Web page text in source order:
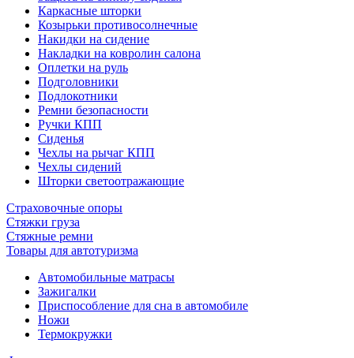
Каркасные шторки
Козырьки противосолнечные
Накидки на сидение
Накладки на ковролин салона
Оплетки на руль
Подголовники
Подлокотники
Ремни безопасности
Ручки КПП
Сиденья
Чехлы на рычаг КПП
Чехлы сидений
Шторки светоотражающие
Страховочные опоры
Стяжки груза
Стяжные ремни
Товары для автотуризма
Автомобильные матрасы
Зажигалки
Приспособление для сна в автомобиле
Ножи
Термокружки